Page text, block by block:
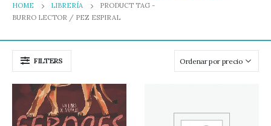
HOME LIBRERÍA
PRODUCT TAG -
BURRO LECTOR / PEZ ESPIRAL
FILTERS